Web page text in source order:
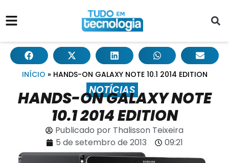
INÍCIO » HANDS-ON GALAXY NOTE 10.1 2014 EDITION
NOTÍCIAS
HANDS-ON GALAXY NOTE
10.1 2014 EDITION
Publicado por Thalisson Teixeira
5 de setembro de 2013
09:21